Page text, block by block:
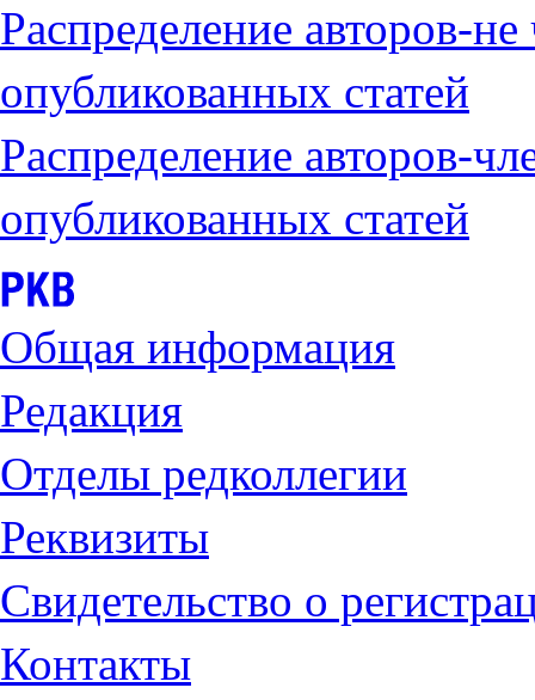
Распределение авторов-
опубликованных статей
Распределение авторов-
опубликованных статей
Общая информация
Редакция
Отделы редколлегии
Реквизиты
Свидетельство о
Контакты